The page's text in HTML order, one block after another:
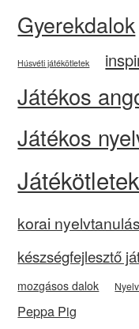
Gyerekdalok
Húsvéti játékötletek
Játékos
Játékos
Játékötletek
korai nyelvtanulás
készségfejlesztő
mozgásos dalok
Peppa Pig